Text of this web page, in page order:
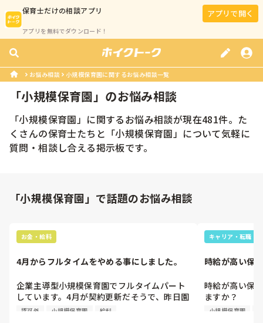
保育士だけの相談アプリ
アプリを無料でダウンロード！
アプリで開く
お悩み相談 小規模保育園に関するお悩み相談一覧
「小規模保育園」のお悩み相談
「小規模保育園 」に関するお悩み相談が現在481件。た
くさんの保育士たちと「小規模保育園 」について気軽に
質問・相談し合える掲示板です。
「小規模保育園」で話題のお悩み相談
お金・給料
4月からフルタイムをやめる事にしました。
企業主導型小規模保育園でフルタイムパート
しています。4月が契約更新だそうで、昨日園
長先生と面談をしました。フルタイムがキツ
認可外 小規模保育園 給料
キャリア・転職
時給が高い保
時給が高い保
ますか？
民間保育園で
小規模保育園